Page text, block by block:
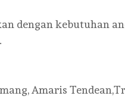
dengan kebutuhan
Amaris